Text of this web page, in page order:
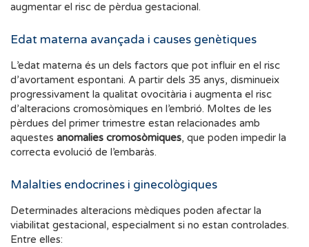
augmentar el risc de pèrdua gestacional.
Edat materna avançada i causes genètiques
L’edat materna és un dels factors que pot influir en el risc
d’avortament espontani. A partir dels 35 anys, disminueix
progressivament la qualitat ovocitària i augmenta el risc
d’alteracions cromosòmiques en l’embrió. Moltes de les
pèrdues del primer trimestre estan relacionades amb
aquestes anomalies cromosòmiques, que poden impedir la
correcta evolució de l’embaràs.
Malalties endocrines i ginecològiques
Determinades alteracions mèdiques poden afectar la
viabilitat gestacional, especialment si no estan controlades.
Entre elles: